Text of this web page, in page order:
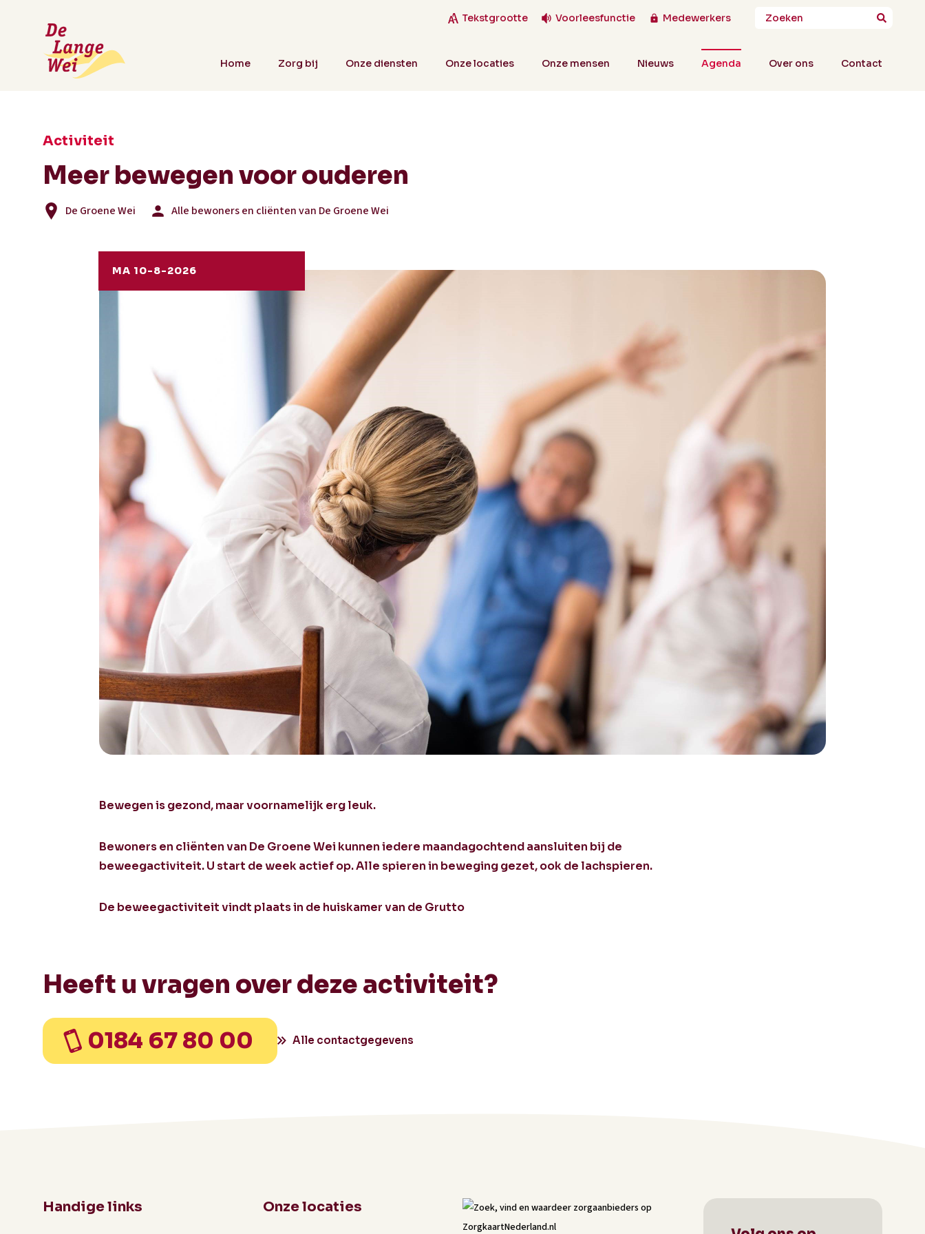
Tekstgrootte Voorleesfunctie Medewerkers
Home Zorg bij Onze diensten Onze locaties Onze mensen Nieuws Agenda Over ons Contact
Activiteit
Meer bewegen voor ouderen
De Groene Wei Alle bewoners en cliënten van De Groene Wei
MA 10-8-2026
Bewegen is gezond, maar voornamelijk erg leuk.
Bewoners en cliënten van De Groene Wei kunnen iedere maandagochtend aansluiten bij de
beweegactiviteit. U start de week actief op. Alle spieren in beweging gezet, ook de lachspieren.
De beweegactiviteit vindt plaats in de huiskamer van de Grutto
Heeft u vragen over deze activiteit?
0184 67 80 00 Alle contactgegevens
Handige links
Onze locaties